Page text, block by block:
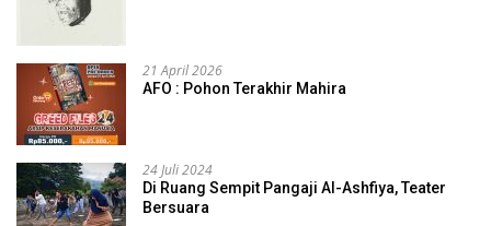
21 April 2026
AFO : Pohon Terakhir Mahira
24 Juli 2024
Di Ruang Sempit Pangaji Al-Ashfiya, Teater
Bersuara